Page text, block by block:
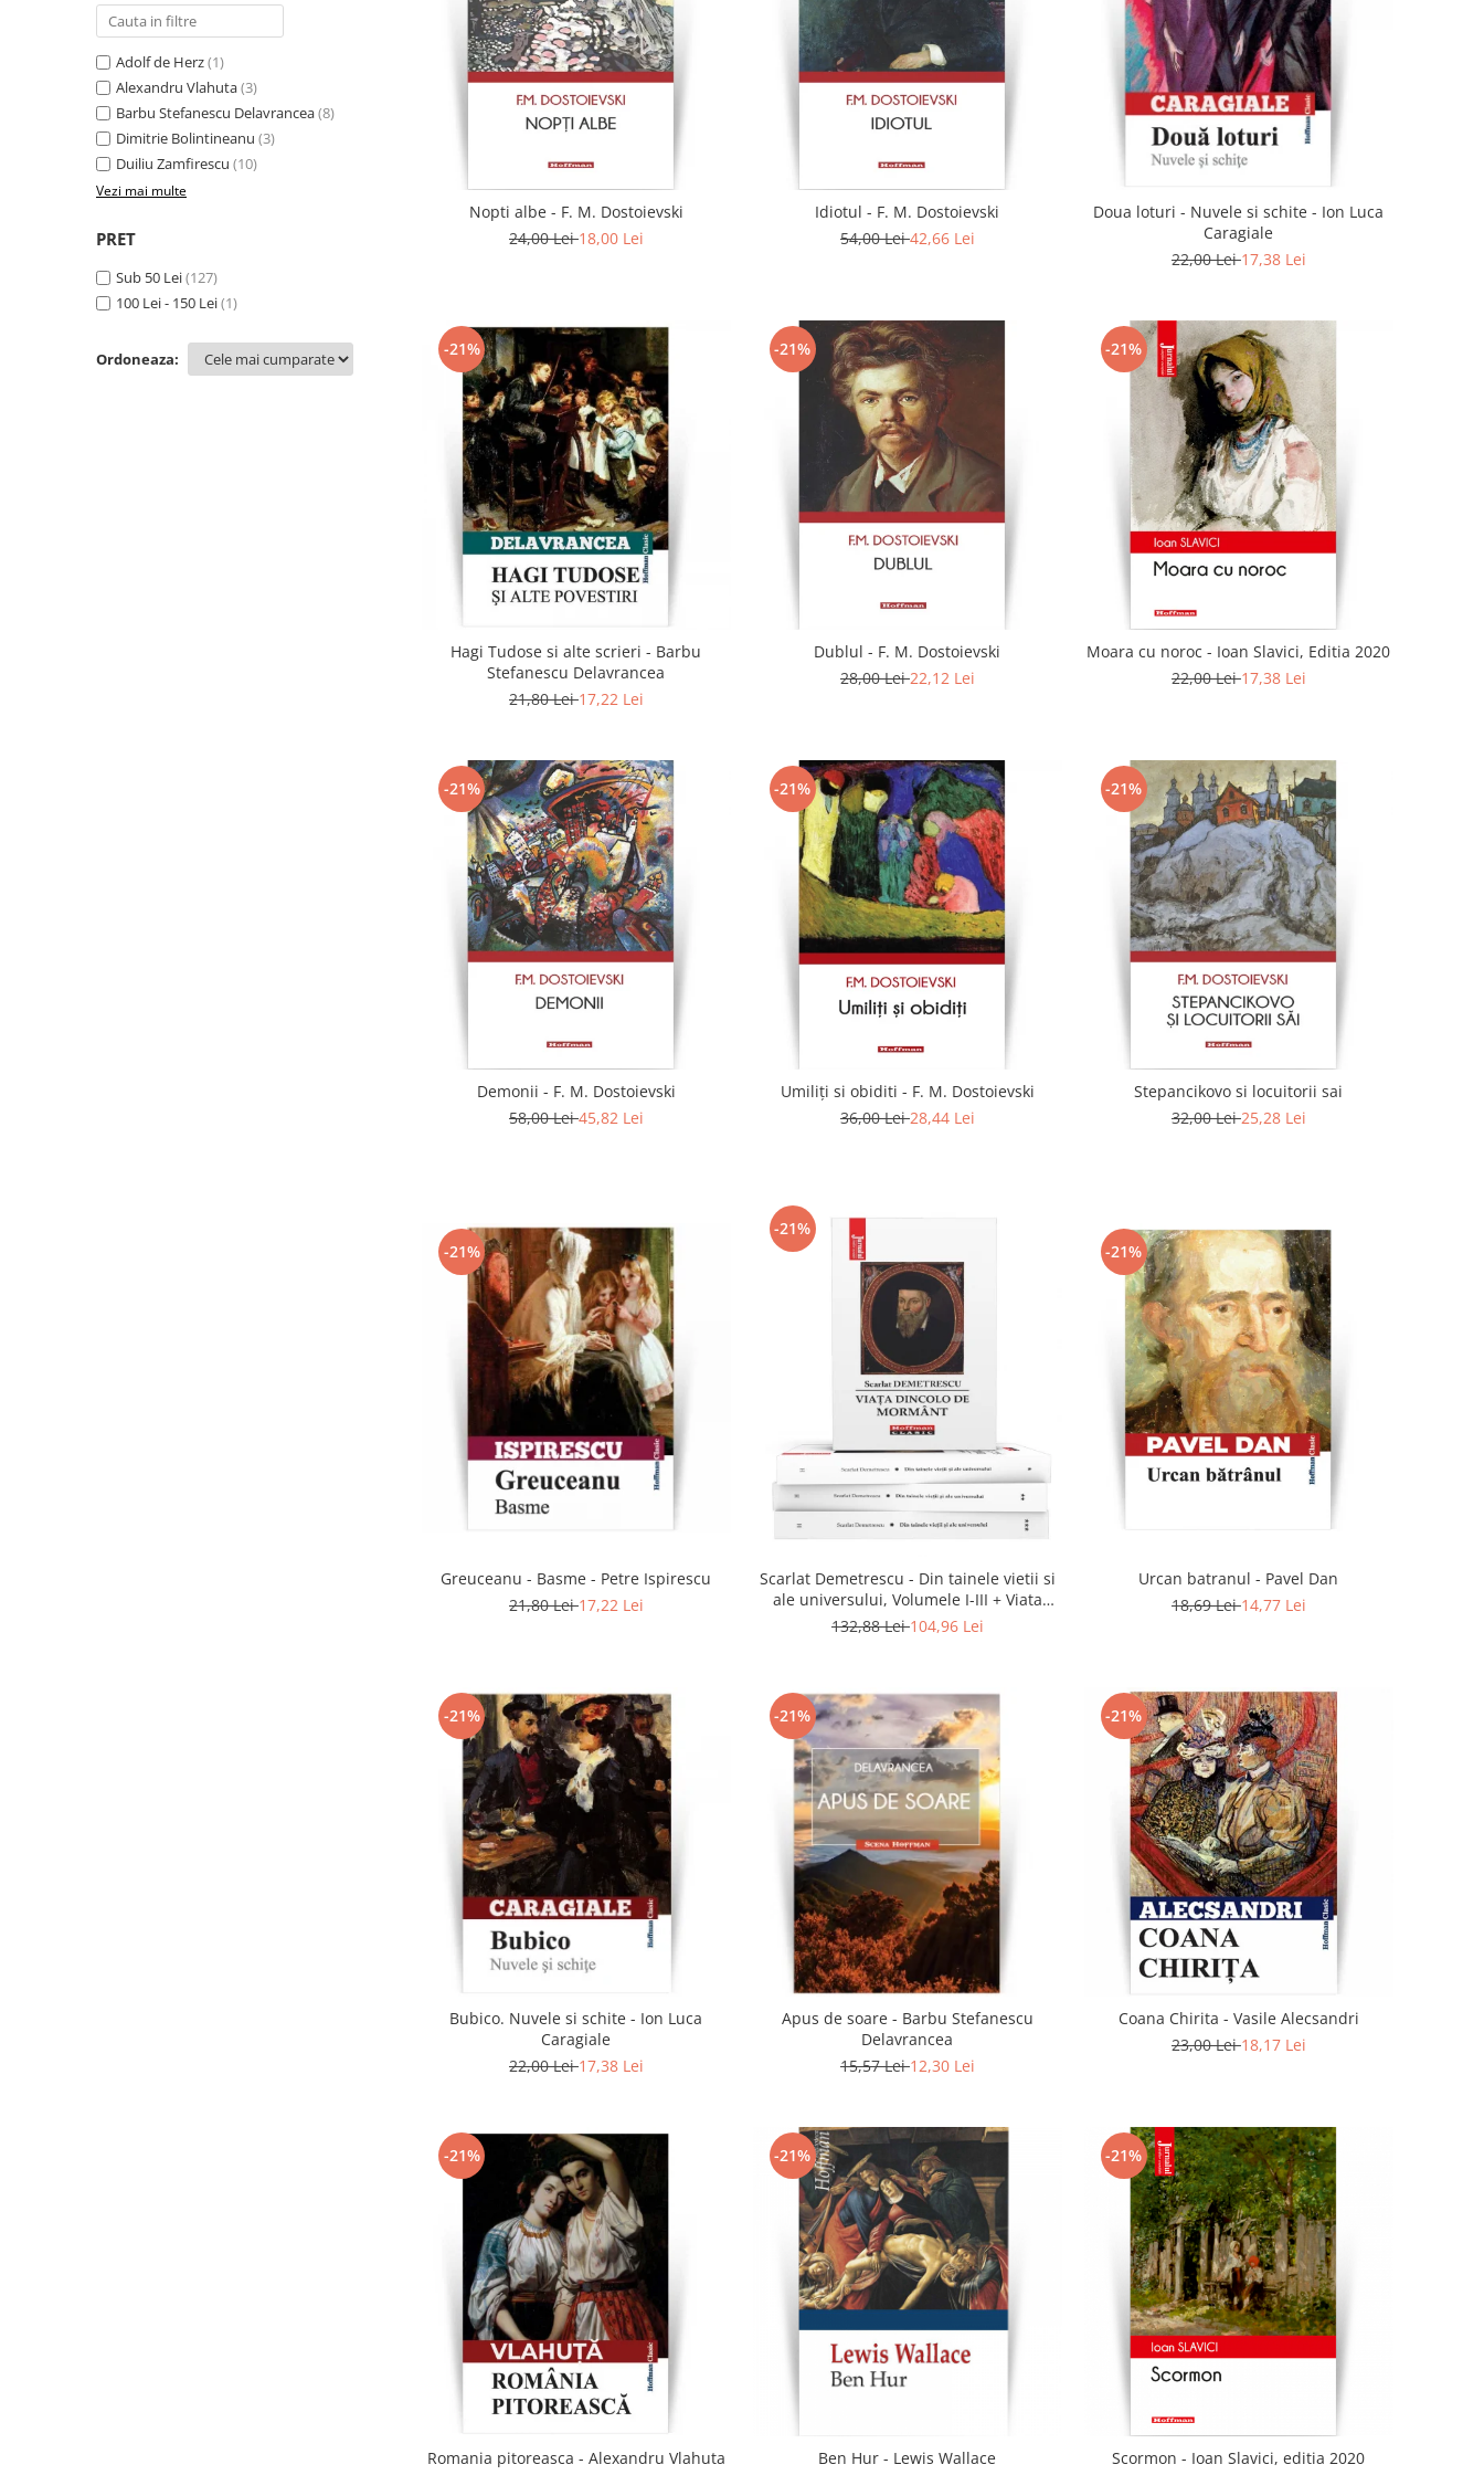
Contemporana
Publicistica / Reportaje / Interviuri
Adolf de Herz(1)
Alexandru Vlahuta(3)
Barbu Stefanescu Delavrancea(8)
Dimitrie Bolintineanu (3)
Duiliu Zamfirescu (10)
Vezi mai multe
PRET
Sub 50 Lei(127)
100 Lei - 150 Lei(1)
Ordoneaza:
Nopti albe - F. M. Dostoievski
24,00 Lei18,00 Lei
Idiotul - F. M. Dostoievski
54,00 Lei42,66 Lei
Doua loturi - Nuvele si schite - Ion Luca
Caragiale
22,00 Lei17,38 Lei
-21%
Hagi Tudose si alte scrieri - Barbu
Stefanescu Delavrancea
21,80 Lei17,22 Lei
-21%
Dublul - F. M. Dostoievski
28,00 Lei22,12 Lei
-21%
Moara cu noroc - Ioan Slavici, Editia 2020
22,00 Lei17,38 Lei
-21%
Demonii - F. M. Dostoievski
58,00 Lei45,82 Lei
-21%
Umiliți si obiditi - F. M. Dostoievski
36,00 Lei28,44 Lei
-21%
Stepancikovo si locuitorii sai
32,00 Lei25,28 Lei
-21%
Greuceanu - Basme - Petre Ispirescu
21,80 Lei17,22 Lei
-21%
Scarlat Demetrescu - Din tainele vietii si
ale universului, Volumele I-III + Viata
dincolo de mormant
132,88 Lei104,96 Lei
-21%
Urcan batranul - Pavel Dan
18,69 Lei14,77 Lei
-21%
Bubico. Nuvele si schite - Ion Luca
Caragiale
22,00 Lei17,38 Lei
-21%
Apus de soare - Barbu Stefanescu
Delavrancea
15,57 Lei12,30 Lei
-21%
Coana Chirita - Vasile Alecsandri
23,00 Lei18,17 Lei
-21%
Romania pitoreasca - Alexandru Vlahuta
-21%
Ben Hur - Lewis Wallace
-21%
Scormon - Ioan Slavici, editia 2020